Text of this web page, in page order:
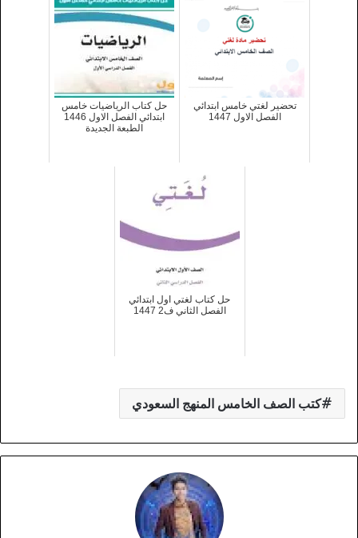
تحضير لغتي خامس ابتدائي
الفصل الاول 1447
حل كتاب الرياضيات خامس
ابتدائي الفصل الاول 1446
الطبعة الجديدة
حل كتاب لغتي اول ابتدائي
الفصل الثاني ف2 1447
كتب الصف الخامس المنهج السعودي